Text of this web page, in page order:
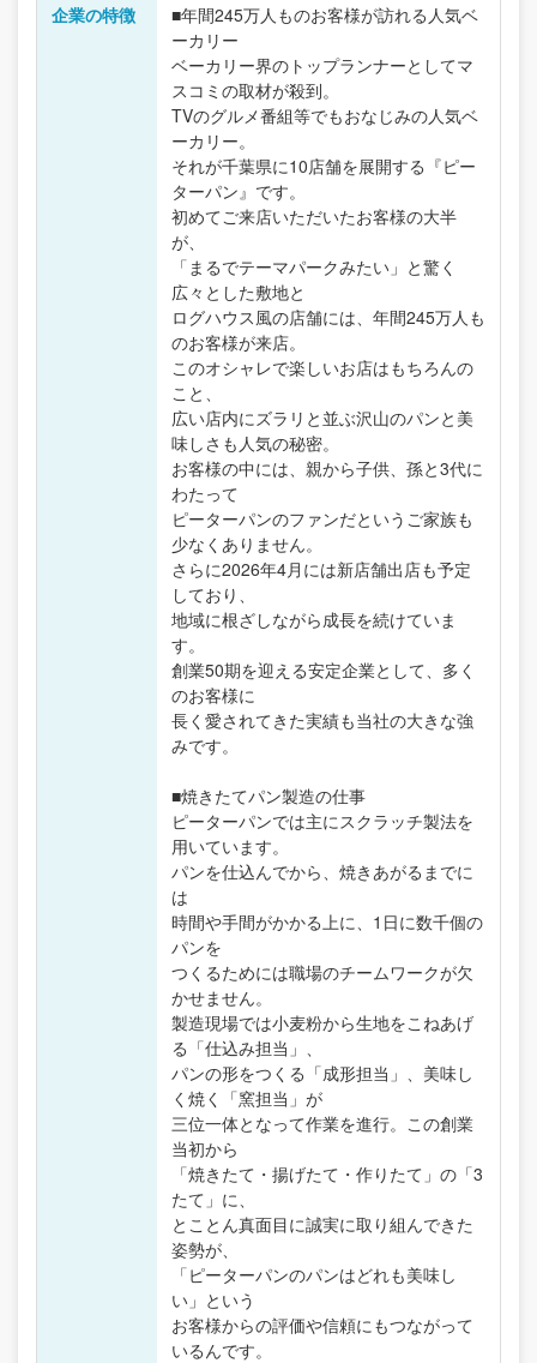
企業の特徴
■年間245万人ものお客様が訪れる人気ベ
ーカリー
ベーカリー界のトップランナーとしてマ
スコミの取材が殺到。
TVのグルメ番組等でもおなじみの人気ベ
ーカリー。
それが千葉県に10店舗を展開する『ピー
ターパン』です。
初めてご来店いただいたお客様の大半
が、
「まるでテーマパークみたい」と驚く
広々とした敷地と
ログハウス風の店舗には、年間245万人も
のお客様が来店。
このオシャレで楽しいお店はもちろんの
こと、
広い店内にズラリと並ぶ沢山のパンと美
味しさも人気の秘密。
お客様の中には、親から子供、孫と3代に
わたって
ピーターパンのファンだというご家族も
少なくありません。
さらに2026年4月には新店舗出店も予定
しており、
地域に根ざしながら成長を続けていま
す。
創業50期を迎える安定企業として、多く
のお客様に
長く愛されてきた実績も当社の大きな強
みです。
■焼きたてパン製造の仕事
ピーターパンでは主にスクラッチ製法を
用いています。
パンを仕込んでから、焼きあがるまでに
は
時間や手間がかかる上に、1日に数千個の
パンを
つくるためには職場のチームワークが欠
かせません。
製造現場では小麦粉から生地をこねあげ
る「仕込み担当」、
パンの形をつくる「成形担当」、美味し
く焼く「窯担当」が
三位一体となって作業を進行。この創業
当初から
「焼きたて・揚げたて・作りたて」の「3
たて」に、
とことん真面目に誠実に取り組んできた
姿勢が、
「ピーターパンのパンはどれも美味し
い」という
お客様からの評価や信頼にもつながって
いるんです。